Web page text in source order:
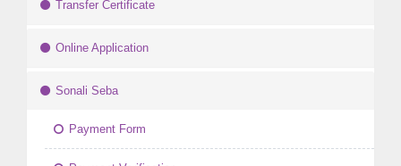
Transfer Certificate
Online Application
Sonali Seba
Payment Form